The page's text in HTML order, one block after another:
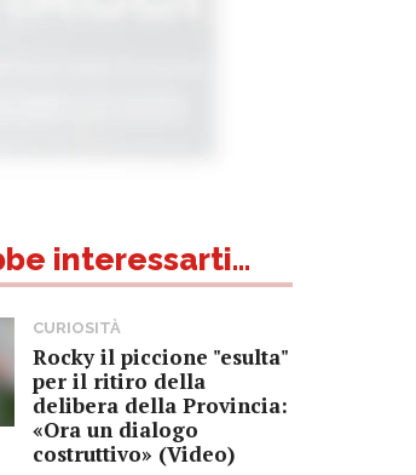
interessarti...
CURIOSITÀ
Rocky il piccione "esulta"
per il ritiro della
delibera della Provincia:
«Ora un dialogo
costruttivo» (Video)